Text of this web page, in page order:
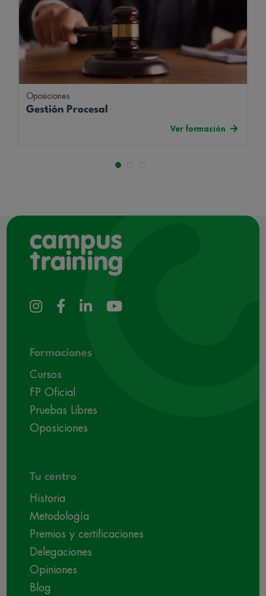
Oposiciones
Gestión Procesal
Ver formación
Formaciones
Cursos
FP Oficial
Pruebas Libres
Oposiciones
Tu centro
Historia
Metodología
Premios y certificaciones
Delegaciones
Opiniones
Blog